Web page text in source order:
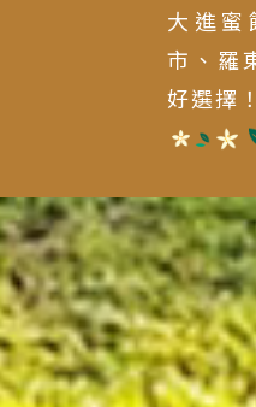
大進蜜
市、羅
好選擇！